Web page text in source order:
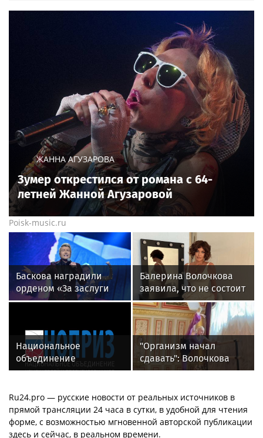
ЖАННА АГУЗАРОВА
Зумер открестился от романа с 64-
летней Жанной Агузаровой
Poisk-music.ru
Баскова наградили
орденом «За заслуги
перед отечеством»
Балерина Волочкова
заявила, что не состоит
в отношениях с
молодым журналистом
Национальное
объединение
изыскателей и
объявляет о приеме
заявок на XI
Международный
профессиональный
"Организм начал
сдавать": Волочкова
раскрыла причину
со шпагатами
Ru24.pro — русские новости от реальных источников в
прямой трансляции 24 часа в сутки, в удобной для чтения
форме, с возможностью мгновенной авторской публикации
здесь и сейчас, в реальном времени.